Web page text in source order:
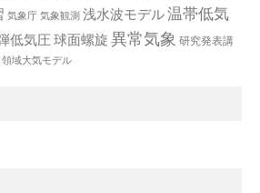
気象庁 気象観測 浅水波モデル温帯低気
低気圧球面螺旋 異常気象 研究発表講
領域大気モデル